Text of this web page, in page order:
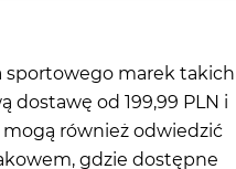
sportowego marek takich
dostawę od 199,99 PLN i
również odwiedzić
gdzie dostępne